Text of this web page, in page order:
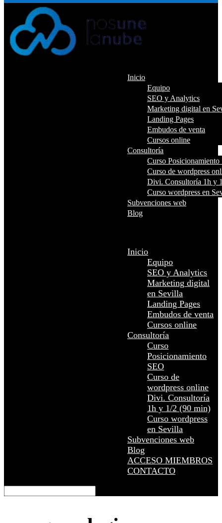
Inicio
Equipo
SEO y Analytics
Marketing digital en
Landing Pages
Embudos de venta
Cursos online
Consultoría
Curso Posicionamiento
Curso de wordpress
Divi. Consultoría 1h y
Curso wordpress en
Subvenciones web
Blog
Inicio
Equipo
SEO y Analytics
Marketing digital
en Sevilla
Landing Pages
Embudos de venta
Cursos online
Consultoría
Curso
Posicionamiento
SEO
Curso de
wordpress online
Divi. Consultoría
1h y 1/2 (90 min)
Curso wordpress
en Sevilla
Subvenciones web
Blog
ACCESO MIEMBROS
CONTACTO